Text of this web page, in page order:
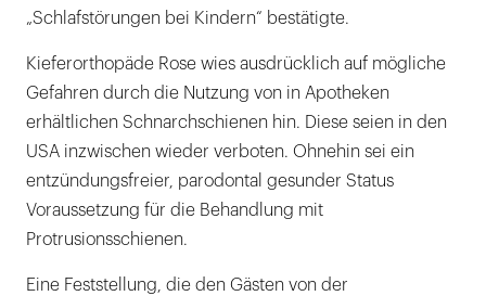
„Schlafstörungen bei Kindern“ bestätigte.
Kieferorthopäde Rose wies ausdrücklich auf mögliche
Gefahren durch die Nutzung von in Apotheken
erhältlichen Schnarchschienen hin. Diese seien in den
USA inzwischen wieder verboten. Ohnehin sei ein
entzündungsfreier, parodontal gesunder Status
Voraussetzung für die Behandlung mit
Protrusionsschienen.
Eine Feststellung, die den Gästen von der